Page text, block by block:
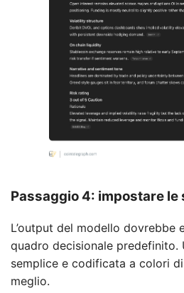
Passaggio 4: impostare
L’output del modello dovrebbe
quadro decisionale predefinito.
semplice e codificata a colori
meglio.